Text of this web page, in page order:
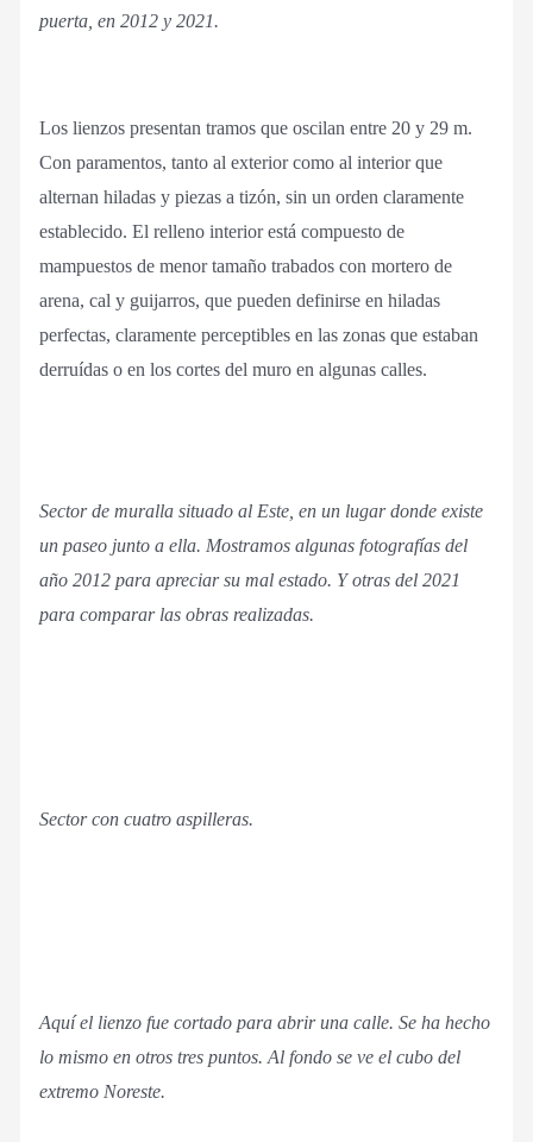
puerta, en 2012 y 2021.
Los lienzos presentan tramos que oscilan entre 20 y 29 m.
Con paramentos, tanto al exterior como al interior que
alternan hiladas y piezas a tizón, sin un orden claramente
establecido. El relleno interior está compuesto de
mampuestos de menor tamaño trabados con mortero de
arena, cal y guijarros, que pueden definirse en hiladas
perfectas, claramente perceptibles en las zonas que estaban
derruídas o en los cortes del muro en algunas calles.
Sector de muralla situado al Este, en un lugar donde existe
un paseo junto a ella. Mostramos algunas fotografías del
año 2012 para apreciar su mal estado. Y otras del 2021
para comparar las obras realizadas.
Sector con cuatro aspilleras.
Aquí el lienzo fue cortado para abrir una calle. Se ha hecho
lo mismo en otros tres puntos. Al fondo se ve el cubo del
extremo Noreste.